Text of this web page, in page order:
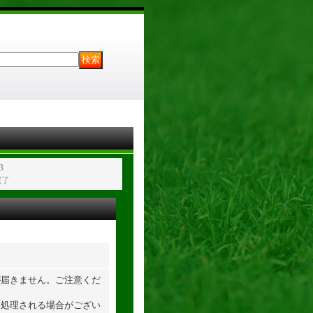
きません。ご注意くだ
理される場合がござい